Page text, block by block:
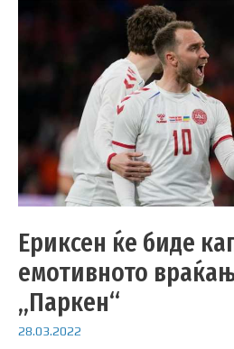
Ериксен ќе биде
емотивното
„Паркен“
28.03.2022